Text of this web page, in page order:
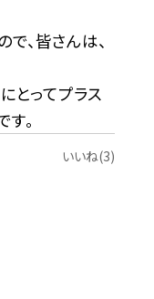
、皆さんは、
とってプラス
。
いいね(3)